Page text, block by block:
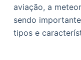
aviação, a
sendo
tipos e